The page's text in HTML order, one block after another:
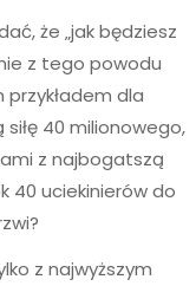
że „jak będziesz
z tego powodu
dla
40 milionowego,
z najbogatszą
40 uciekinierów do
z najwyższym